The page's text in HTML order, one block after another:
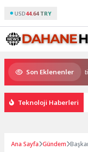
USD44.64 TRY
Son Eklenenler
Geleceğin Yüzücüleri
Teknoloji Haberleri
Ana Sayfa Gündem